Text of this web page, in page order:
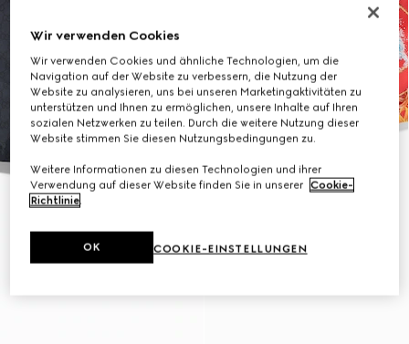
Wir verwenden Cookies
Wir verwenden Cookies und ähnliche Technologien, um die
Navigation auf der Website zu verbessern, die Nutzung der
Website zu analysieren, uns bei unseren Marketingaktivitäten zu
unterstützen und Ihnen zu ermöglichen, unsere Inhalte auf Ihren
sozialen Netzwerken zu teilen. Durch die weitere Nutzung dieser
Website stimmen Sie diesen Nutzungsbedingungen zu.
Weitere Informationen zu diesen Technologien und ihrer
Verwendung auf dieser Website finden Sie in unserer Cookie-
Richtlinie.
COOKIE-EINSTELLUNGEN
OK